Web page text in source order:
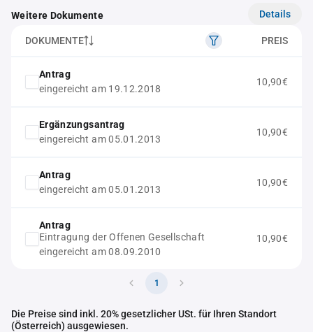
Weitere Dokumente Details
DOKUMENTE PREIS
Antrag
eingereicht am 19.12.2018
10,90€
Ergänzungsantrag
eingereicht am 05.01.2013
10,90€
Antrag
eingereicht am 05.01.2013
10,90€
Antrag
Eintragung der Offenen Gesellschaft
eingereicht am 08.09.2010
10,90€
1
Die Preise sind inkl. 20% gesetzlicher USt. für Ihren Standort
(Österreich) ausgewiesen.